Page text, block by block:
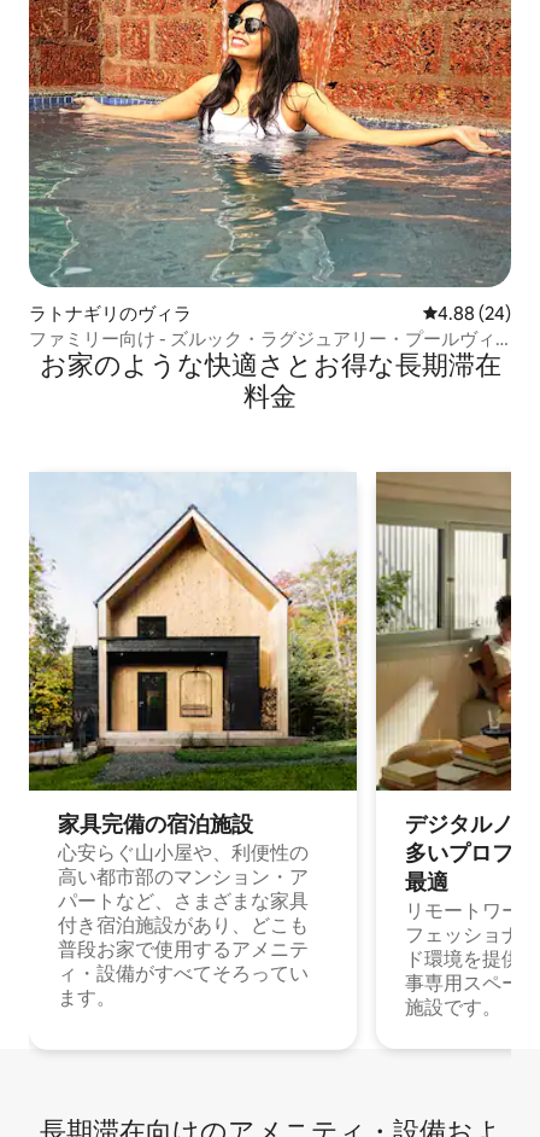
ラトナギリのヴィラ レビュー24
4.88 (24)
ファミリー向け - ズルック・ラグジュアリー・プールヴィ
ラ - 1 BHKスイート
お家のような快⁠適⁠さ⁠とお⁠得⁠な長⁠期⁠滞⁠在
料⁠金
家具完備の宿⁠泊⁠施⁠設
心安らぐ山小屋や、利便性の
高い都市部のマンション・ア
パートなど、さまざまな家具
付き宿泊施設があり、どこも
普段お家で使用するアメニテ
ィ・設備がすべてそろってい
ます。
デジタルノ
多⁠いプ⁠ロ⁠フ⁠
最⁠適
リモートワー
フェッショナ
ド環境を提供
事専用スペー
施設です。